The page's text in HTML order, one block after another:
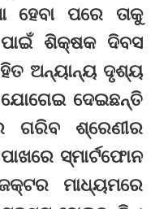
ହେବା ପରେ ତାକୁ
ପାଇଁ ଶିକ୍ଷକ ଦିବସ
ଅନ୍ୟାନ୍ୟ ଦୃଶ୍ୟ
ଦେଇଛନ୍ତି
ଗରିବ ଶ୍ରେଣୀର
ସ୍ମାର୍ଟଫୋନ
ମାଧ୍ୟମରେ